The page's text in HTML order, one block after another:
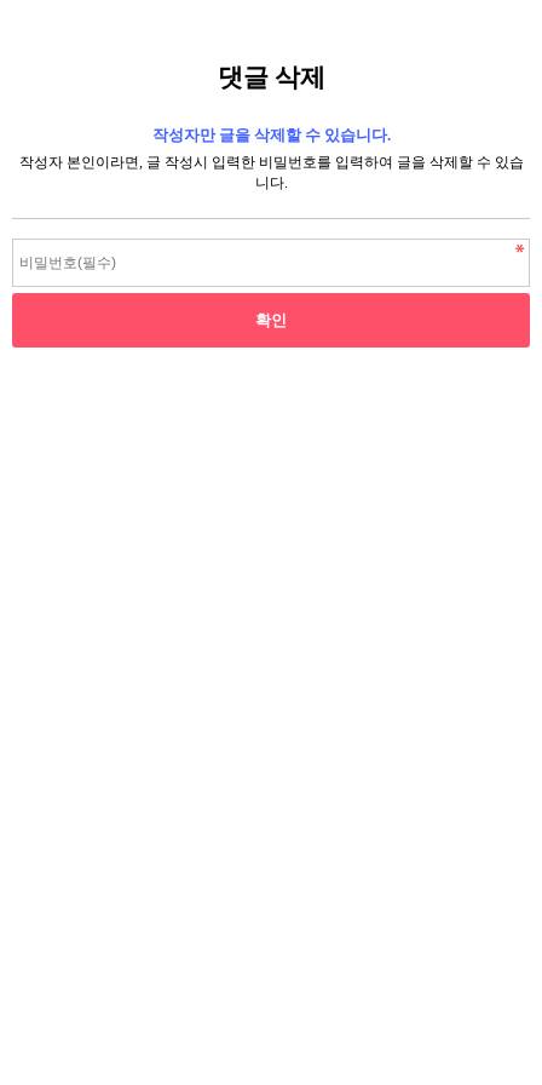
댓글 삭제
작성자만 글을 삭제할 수 있습니다.
작성자 본인이라면, 글 작성시 입력한 비밀번호를 입력하여 글을 삭제할 수 있습
니다.